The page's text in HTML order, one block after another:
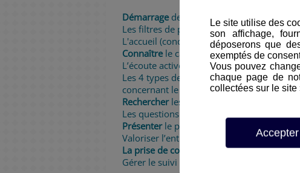
Démarrage de l’entretien (mise en place
Les filtres de perception de chacun et «
L'accueil (conditions matérielles et
Connaître le candidat
L’écoute active et constructive ;
Les 4 types de questions et la structure
concernant le candidat (formation,
Rechercher les motivations du candidat
Les questions concernant son
Présenter le poste
Valoriser l’entreprise et les missions
La prise de congés
Gérer le suivi de l’entretien
Le site utilise des
son affichage,
déposerons que
exemptés de
Vous pouvez
chaque page de
collectées sur le
Accepter